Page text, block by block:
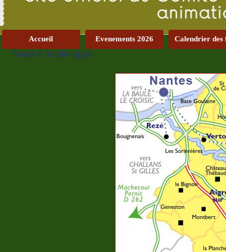
Accueil Evenements 2026 Calendrier des
Venir à Vieillevigne